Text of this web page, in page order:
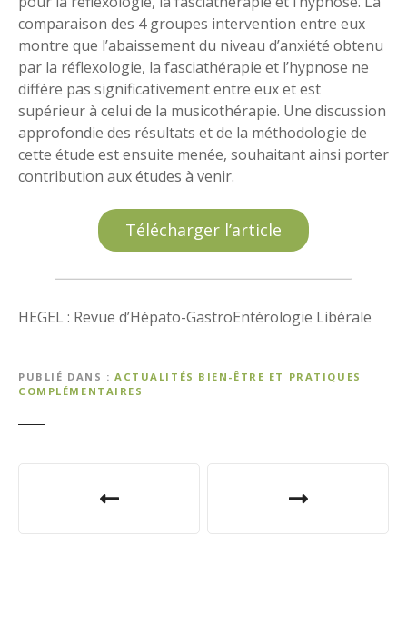
comparaison des 4 groupes intervention entre eux
montre que l’abaissement du niveau d’anxiété obtenu
par la réflexologie, la fasciathérapie et l’hypnose ne
diffère pas significativement entre eux et est
supérieur à celui de la musicothérapie. Une discussion
approfondie des résultats et de la méthodologie de
cette étude est ensuite menée, souhaitant ainsi porter
contribution aux études à venir.
Télécharger l’article
HEGEL : Revue d’Hépato-GastroEntérologie Libérale
PUBLIÉ DANS
ACTUALITÉS BIEN-ÊTRE ET PRATIQUES
COMPLÉMENTAIRES